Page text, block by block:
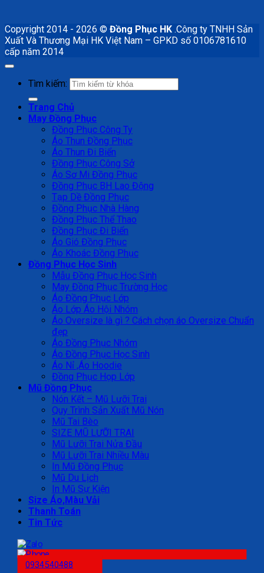
Copyright 2014 - 2026 © Đồng Phục HK .Công ty TNHH Sản
Xuất Và Thương Mại HK Việt Nam – GPKD số 0106781610
cấp năm 2014
Tìm kiếm:
Trang Chủ
May Đồng Phục
Đồng Phục Công Ty
Áo Thun Đồng Phục
Áo Thun Đi Biển
Đồng Phục Công Sở
Áo Sơ Mi Đồng Phục
Đồng Phục BH Lao Động
Tạp Dề Đồng Phục
Đồng Phục Nhà Hàng
Đồng Phục Thể Thao
Đồng Phục Đi Biển
Áo Gió Đồng Phục
Áo Khoác Đồng Phục
Đồng Phục Học Sinh
Mẫu Đồng Phục Học Sinh
May Đồng Phục Trường Học
Áo Đồng Phục Lớp
Áo Lớp Áo Hội Nhóm
Áo Oversize là gì ? Cách chọn áo Oversize Chuẩn
đẹp
Áo Đồng Phục Nhóm
Áo Đồng Phục Học Sinh
Áo Nỉ ,Áo Hoodie
Đồng Phục Họp Lớp
Mũ Đồng Phục
Nón Kết – Mũ Lưỡi Trai
Quy Trình Sản Xuất Mũ Nón
Mũ Tai Bèo
SIZE MŨ LƯỠI TRAI
Mũ Lưỡi Trai Nửa Đầu
Mũ Lưỡi Trai Nhiều Màu
In Mũ Đồng Phục
Mũ Du Lịch
In Mũ Sự Kiện
Size Áo,Màu Vải
Thanh Toán
Tin Tức
0934540488